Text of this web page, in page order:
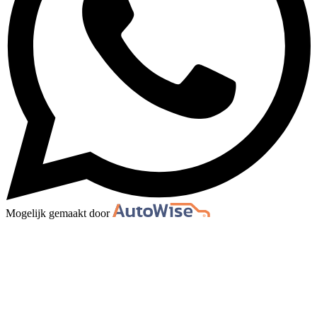
Mogelijk gemaakt door